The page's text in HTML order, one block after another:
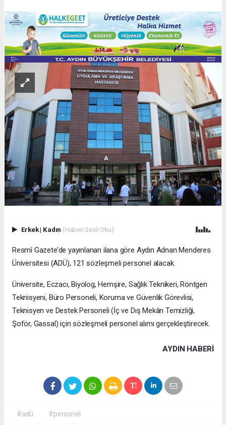
Erkek| Kadın (Haberi Sesli Oku)
Resmî Gazete’de yayınlanan ilana göre Aydın Adnan Menderes
Üniversitesi (ADÜ), 121 sözleşmeli personel alacak.
Üniversite, Eczacı, Biyolog, Hemşire, Sağlık Teknikeri, Röntgen
Teknisyeni, Büro Personeli, Koruma ve Güvenlik Görevlisi,
Teknisyen ve Destek Personeli (İç ve Dış Mekân Temizliği,
Şoför, Gassal) için sözleşmeli personel alımı gerçekleştirecek.
AYDIN HABERİ
#adü #personel